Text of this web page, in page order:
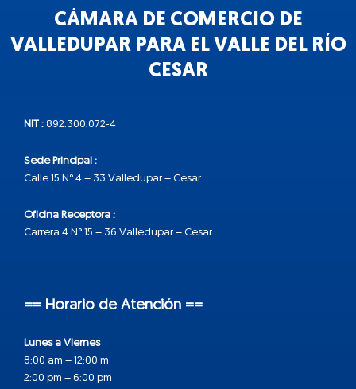
CÁMARA DE COMERCIO DE
VALLEDUPAR PARA EL VALLE DEL RÍO
CESAR
NIT : 892.300.072-4
Sede Principal :
Calle 15 N° 4 – 33 Valledupar – Cesar
Oficina Receptora :
Carrera 4 N° 15 – 36 Valledupar – Cesar
== Horario de Atención ==
Lunes a Viernes
8:00 am – 12:00 m
2:00 pm – 6:00 pm